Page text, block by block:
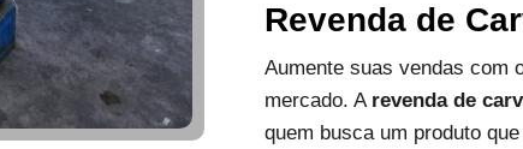
Revenda de
Aumente suas vendas com
mercado. A revenda de
quem busca um produto